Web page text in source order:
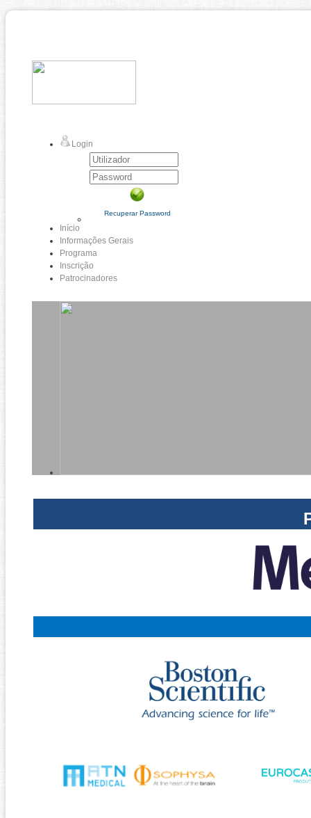
Login
Recuperar Password
Início
Informações Gerais
Programa
Inscrição
Patrocinadores